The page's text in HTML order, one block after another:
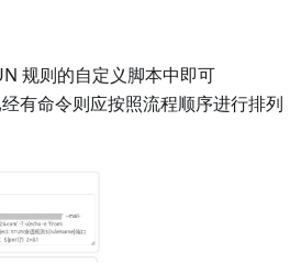
规则的自定义脚本中即可
有命令则应按照流程顺序进行排列